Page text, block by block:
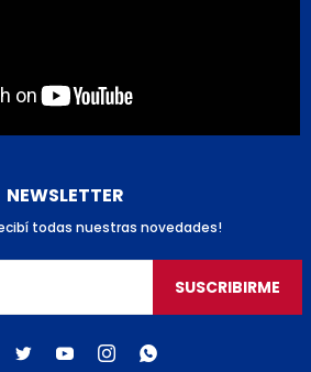
NEWSLETTER
todas nuestras novedades!
SUSCRIBIRME
   